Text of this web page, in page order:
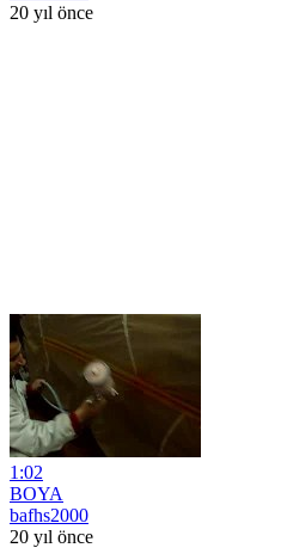
20 yıl önce
1:02
BOYA
bafhs2000
20 yıl önce